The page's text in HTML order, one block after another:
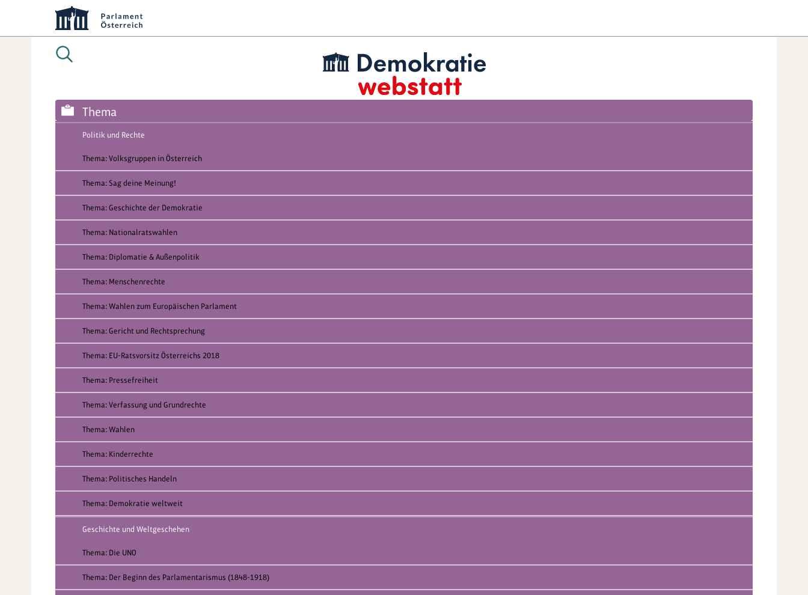
Thema
Politik und Rechte
Thema: Volksgruppen in Österreich
Thema: Sag deine Meinung!
Thema: Geschichte der Demokratie
Thema: Nationalratswahlen
Thema: Diplomatie & Außenpolitik
Thema: Menschenrechte
Thema: Wahlen zum Europäischen Parlament
Thema: Gericht und Rechtsprechung
Thema: EU-Ratsvorsitz Österreichs 2018
Thema: Pressefreiheit
Thema: Verfassung und Grundrechte
Thema: Wahlen
Thema: Kinderrechte
Thema: Politisches Handeln
Thema: Demokratie weltweit
Geschichte und Weltgeschehen
Thema: Die UNO
Thema: Der Beginn des Parlamentarismus (1848-1918)